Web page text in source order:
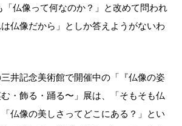
「仏像って何なのか？」と改めて問われ
仏像だから」としか答えようがないわ
井記念美術館で開催中の「『仏像の姿
む・飾る・踊る〜」展は、「そもそも仏
仏像の美しさってどこにある？」とい